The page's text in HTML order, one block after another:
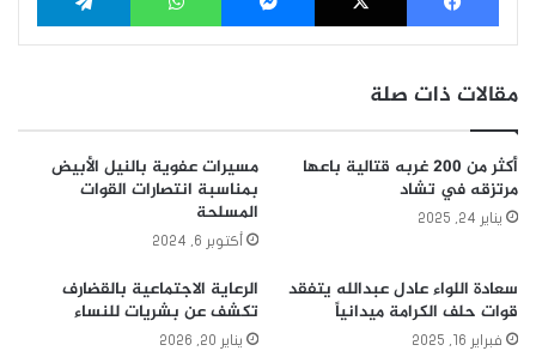
مقالات ذات صلة
أكثر من 200 غربه قتالية باعها
مرتزقه في تشاد
يناير 24, 2025
مسيرات عفوية بالنيل الأبيض
بمناسبة انتصارات القوات
المسلحة
أكتوبر 6, 2024
سعادة اللواء عادل عبدالله يتفقد
قوات حلف الكرامة ميدانياً
فبراير 16, 2025
الرعاية الاجتماعية بالقضارف
تكشف عن بشريات للنساء
يناير 20, 2026